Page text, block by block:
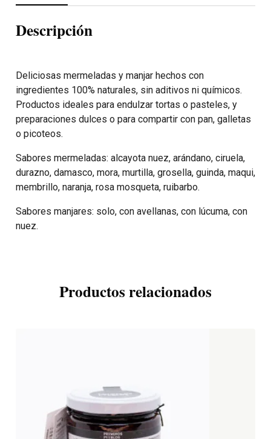
Descripción
Deliciosas mermeladas y manjar hechos con
ingredientes 100% naturales, sin aditivos ni químicos.
Productos ideales para endulzar tortas o pasteles, y
preparaciones dulces o para compartir con pan, galletas
o picoteos.
Sabores mermeladas: alcayota nuez, arándano, ciruela,
durazno, damasco, mora, murtilla, grosella, guinda, maqui,
membrillo, naranja, rosa mosqueta, ruibarbo.
Sabores manjares: solo, con avellanas, con lúcuma, con
nuez.
Productos relacionados